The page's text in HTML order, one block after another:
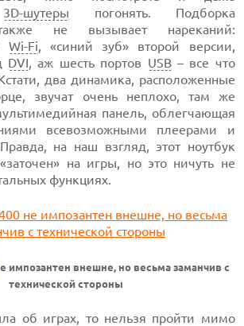
3D-шутеры погонять. Подборка
не вызывает нареканий:
Wi-Fi, «синий зуб» второй версии,
DVI, аж шесть портов USB– все что
два динамика, расположенные
звучат очень неплохо, там же
панель, облегчающая
всевозможными плеерами и
на наш взгляд, этот ноутбук
на игры, но это ничуть не
функциях.
импозантен внешне, но весьма заманчив с
технической стороны
об играх, то нельзя пройти мимо